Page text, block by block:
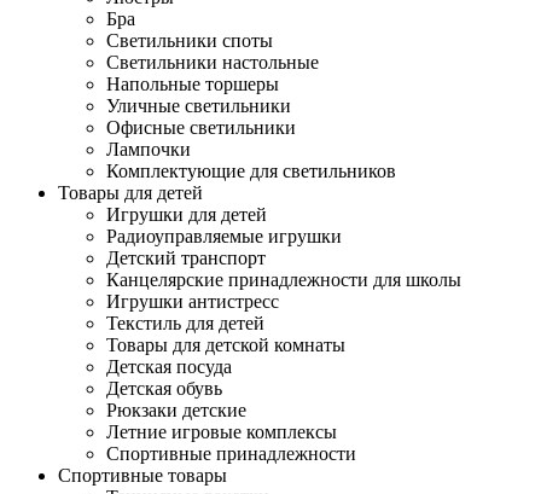
Бра
Светильники споты
Светильники настольные
Напольные торшеры
Уличные светильники
Офисные светильники
Лампочки
Комплектующие для светильников
Товары для детей
Игрушки для детей
Радиоуправляемые игрушки
Детский транспорт
Канцелярские принадлежности для школы
Игрушки антистресс
Текстиль для детей
Товары для детской комнаты
Детская посуда
Детская обувь
Рюкзаки детские
Летние игровые комплексы
Спортивные принадлежности
Спортивные товары